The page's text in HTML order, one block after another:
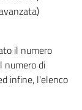
il numero
numero di
infine, l'elenco